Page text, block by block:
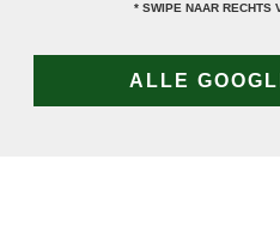
het probleem. Omdat
reparatie niet meteen
* SWIPE NAAR RECHTS
ALLE